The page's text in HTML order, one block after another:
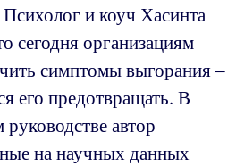
и коуч Хасинта
сегодня организациям
симптомы выгорания ‒
его предотвращать. В
автор
на научных данных